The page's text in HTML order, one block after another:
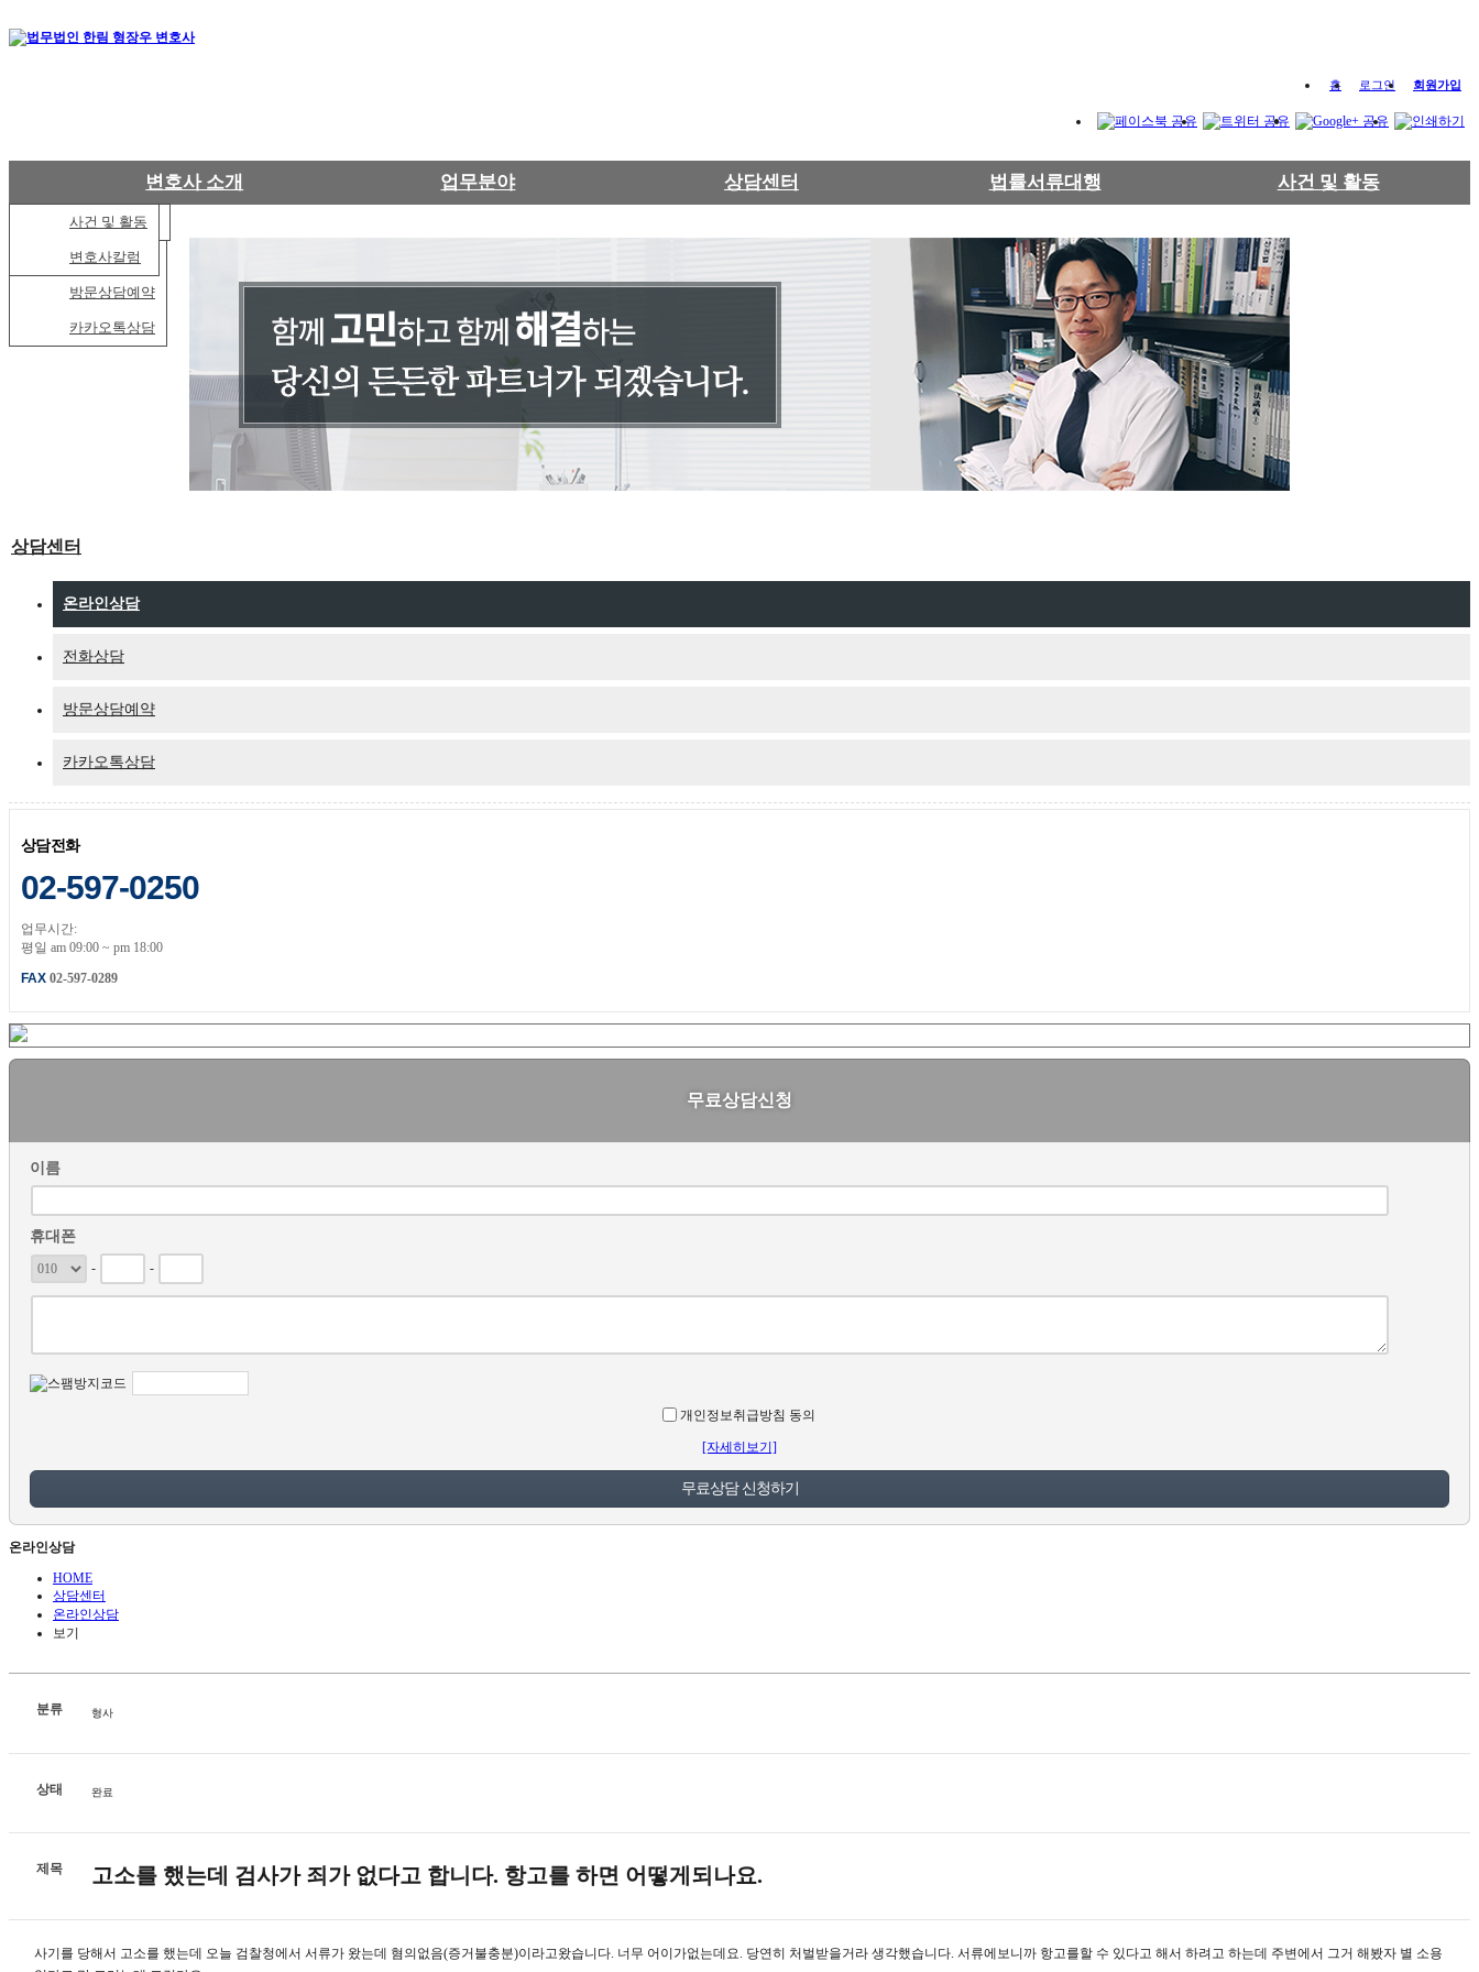
홈 로그인 회원가입
변호사 소개
인사말
변호사 소개
변리사소개
찾아오시는길
업무분야 상담센터
온라인상담
전화상담
방문상담예약
카카오톡상담
법률서류대행
서류작성 대행
사건 및 활동
사건 및 활동
변호사칼럼
상담센터
온라인상담
전화상담
방문상담예약
카카오톡상담
상담전화
02-597-0250
업무시간:
평일 am 09:00 ~ pm 18:00
FAX 02-597-0289
무료상담신청
이름
휴대폰
- -
개인정보취급방침 동의
[자세히보기]
온라인상담
HOME
상담센터
온라인상담
보기
분류 형사
상태 완료
제목 고소를 했는데 검사가 죄가 없다고 합니다. 항고를 하면 어떻게되나요.
사기를 당해서 고소를 했는데 오늘 검찰청에서 서류가 왔는데 혐의없음(증거불충분)이라고왔습니다. 너무 어이가없는데요. 당연히 처벌받을거라 생각했습니다. 서류에보니까 항고를할 수 있다고 해서 하려고 하는데 주변에서 그거 해봤자 별 소용